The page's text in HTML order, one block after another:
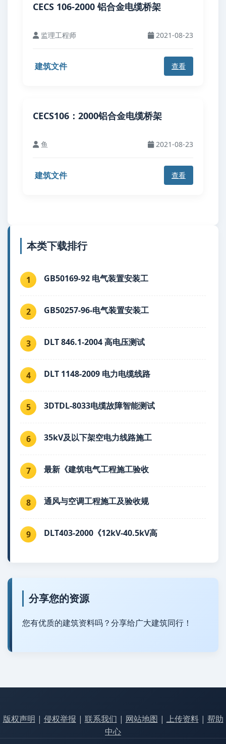
CECS 106-2000 铝合金电缆桥架
监理工程师 2021-08-23
建筑文件 查看
CECS106：2000铝合金电缆桥架
鱼 2021-08-23
建筑文件 查看
本类下载排行
1 GB50169-92 电气装置安装工
2 GB50257-96-电气装置安装工
3 DLT 846.1-2004 高电压测试
4 DLT 1148-2009 电力电缆线路
5 3DTDL-8033电缆故障智能测试
6 35kV及以下架空电力线路施工
7 最新《建筑电气工程施工验收
8 通风与空调工程施工及验收规
9 DLT403-2000《12kV-40.5kV高
分享您的资源
您有优质的建筑资料吗？分享给广大建筑同行！
版权声明 | 侵权举报 | 联系我们 | 网站地图 | 上传资料| 帮助
中心